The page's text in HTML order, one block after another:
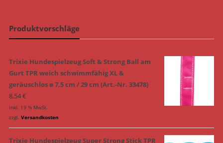
Produktvorschläge
Trixie Hundespielzeug Soft & Strong Ball am
Gurt TPR weich schwimmfähig XL &
geräuschlos ø 7,5 cm / 29 cm (Art.-Nr. 33478)
8,54€
inkl. 19 % MwSt.
zzgl. Versandkosten
Trixie Hundespielzeug Super Strong Stick TPR